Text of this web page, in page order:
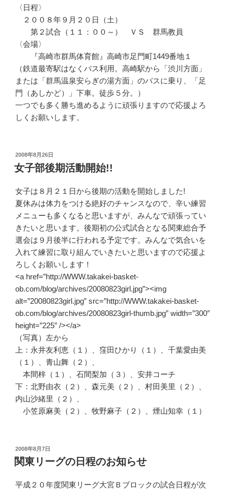
〈日程〉
２００８年９月２０日（土）
第２試合（１１：００～） ＶＳ 群馬教員
〈会場〉
『高崎市群馬体育館』高崎市足門町1449番地１
（鉄道最寄駅はなくバス利用。高崎駅から「渋川方面」
または「群馬温泉安らぎの湯方面」のバスに乗り、「足
門（あしかど）」下車。徒歩５分。）
一つでも多く勝ち進めるように頑張りますので応援よろ
しくお願いします。
投
稿
日:
2008年8月26日
女子部後期活動開始!!
女子は８月２１日から後期の活動を開始しました!
夏休みは体力をつける絶好のチャンスなので、辛い練習
メニューも多くなると思いますが、みんなで頑張ってい
きたいと思います。後期初の公式試合となる関東総合予
選会は９月後半に行われる予定です。みんなで気合いを
入れて練習に取り組んでいきたいと思いますので応援よ
ろしくお願いします！
<a href=”http://WWW.takakei-basket-
ob.com/blog/archives/20080823girl.jpg”><img
alt=”20080823girl.jpg” src=”http://WWW.takakei-basket-
ob.com/blog/archives/20080823girl-thumb.jpg” width=”300″
height=”225″ /></a>
（写真）左から
上：永井友利恵（１）、窪田ひかり（１）、千葉愛由美
（１）、青山舞（２）、
本間梓（１）、石間梨加（３）、安井コーチ
下：北野由衣（２）、森元美（２）、村田美里（２）、
内山沙緒里（２）、
小笠原麻美（２）、牧野麻子（２）、煙山知幸（１）
投
稿
日:
2008年8月7日
関東リーグの日程のお知らせ
平成２０年度関東リーグ大宮Ｂブロックの試合日程が次